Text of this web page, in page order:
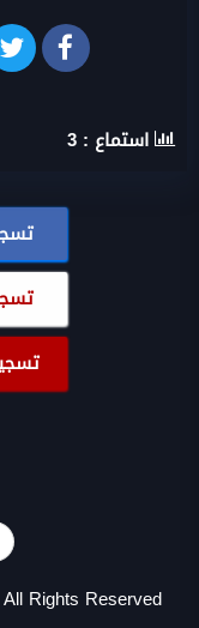
استماع : 3
Rights Reserved